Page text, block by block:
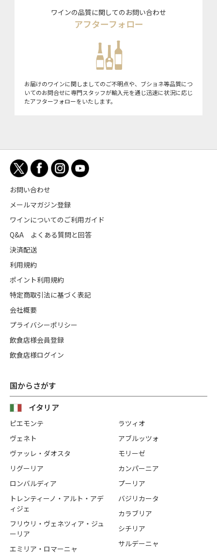
ワインの品質に関してのお問い合わせ
アフターフォロー
お届けのワインに関しましてのご不明点や、ブショネ等品質につ
いてのお問合せに専門スタッフが輸入元を通じ迅速に状況に応じ
たアフターフォローをいたします。
国からさがす
イタリア
ピエモンテ
ヴェネト
ヴァッレ・ダオスタ
リグーリア
ロンバルディア
トレンティーノ・アルト・アデ
ィジェ
フリウリ・ヴェネツィア・ジュ
ーリア
エミリア・ロマーニャ
ラツィオ
アブルッツォ
モリーゼ
カンパーニア
プーリア
バジリカータ
カラブリア
シチリア
サルデーニャ
お問い合わせ
メールマガジン登録
ワインについてのご利用ガイド
Q&A よくある質問と回答
決済配送
利用規約
ポイント利用規約
特定商取引法に基づく表記
会社概要
プライバシーポリシー
飲食店様会員登録
飲食店様ログイン